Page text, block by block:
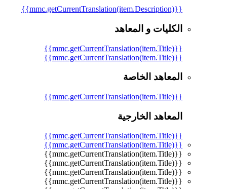
{{mmc.getCurrentTranslation(item.Description)}}
الكليات و المعاهد
{{mmc.getCurrentTranslation(item.Title)}}
{{mmc.getCurrentTranslation(item.Title)}}
المعاهد الخاصة
{{mmc.getCurrentTranslation(item.Title)}}
المعاهد الخارجية
{{mmc.getCurrentTranslation(item.Title)}}
{{mmc.getCurrentTranslation(item.Title)}}
{{mmc.getCurrentTranslation(item.Title)}}
{{mmc.getCurrentTranslation(item.Title)}}
{{mmc.getCurrentTranslation(item.Title)}}
{{mmc.getCurrentTranslation(item.Title)}}